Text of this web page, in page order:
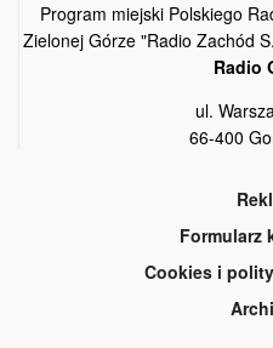
Program miejski Polskiego
Zielonej Górze "Radio Zachód
Radio
ul.
66-400
Formularz
Cookies i